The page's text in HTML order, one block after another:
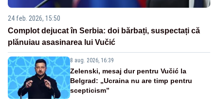
24 feb. 2026, 15:50
Complot dejucat în Serbia: doi bărbați, suspectați că
plănuiau asasinarea lui Vučić
8 aug. 2026, 16:39
Zelenski, mesaj dur pentru Vučić la
Belgrad: „Ucraina nu are timp pentru
scepticism”